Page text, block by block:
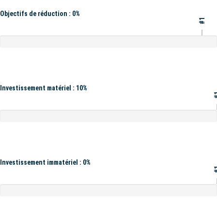
Objectifs de réduction : 0%
#1
Investissement matériel : 10%
Investissement immatériel : 0%